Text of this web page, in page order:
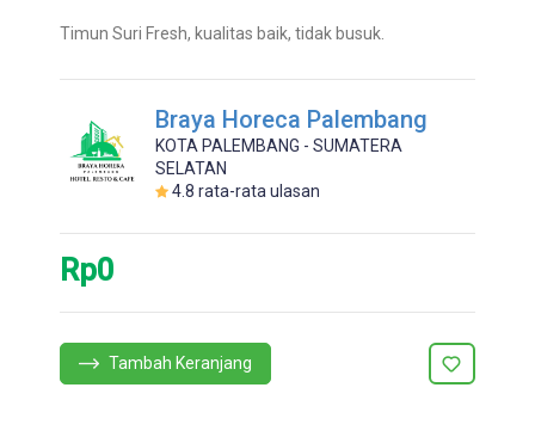
Timun Suri Fresh, kualitas baik, tidak busuk.
Braya Horeca Palembang
KOTA PALEMBANG - SUMATERA
SELATAN
4.8 rata-rata ulasan
Rp0
Tambah Keranjang